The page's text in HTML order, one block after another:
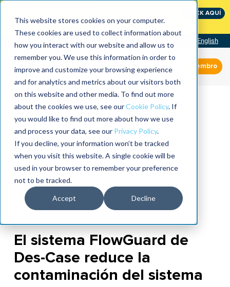
This website stores cookies on your computer.
These cookies are used to collect information about
how you interact with our website and allow us to
remember you. We use this information in order to
improve and customize your browsing experience
and for analytics and metrics about our visitors both
on this website and other media. To find out more
about the cookies we use, see ourCookie Policy. If
you would like to find out more about how we use
and process your data, see our Privacy Policy.
If you decline, your information won’t be tracked
when you visit this website. A single cookie will be
used in your browser to remember your preference
not to be tracked.
Accept Decline
The Speed of Reliability
CLICK AQUÍ
English
Miembro
El sistema FlowGuard de
Des-Case reduce la
contaminación del sistema